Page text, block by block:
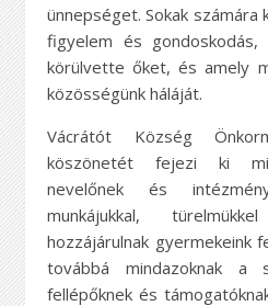
ünnepséget. Sokak
figyelem és
körülvette őket, és amely
közösségünk háláját.
Vácrátót Község
köszönetét fejezi ki
nevelőnek és
munkájukkal,
hozzájárulnak gyermekeink
továbbá mindazoknak a
fellépőknek és